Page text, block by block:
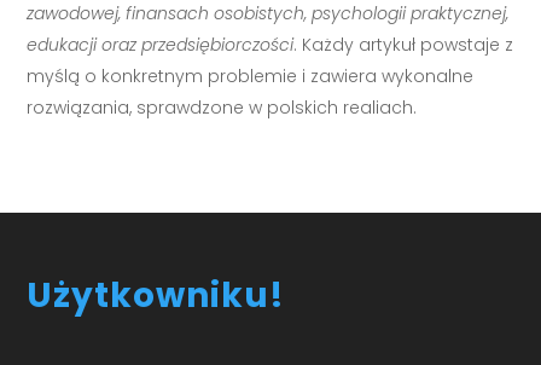
zawodowej, finansach osobistych, psychologii praktycznej,
edukacji oraz przedsiębiorczości. Każdy artykuł powstaje z
myślą o konkretnym problemie i zawiera wykonalne
rozwiązania, sprawdzone w polskich realiach.
Użytkowniku!